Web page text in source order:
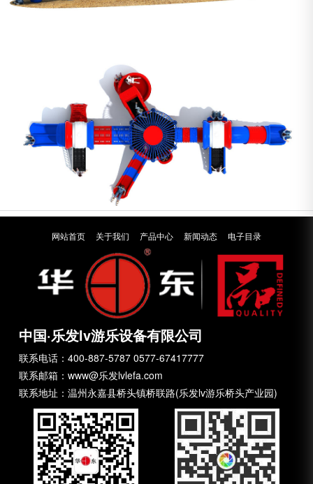
网站首页 关于我们 产品中心 新闻动态 电子目录
中国·乐发lv游乐设备有限公司
联系电话：400-887-5787 0577-67417777
联系邮箱：www@乐发lvlefa.com
联系地址：温州永嘉县桥头镇桥联路(乐发lv游乐桥头产业园)